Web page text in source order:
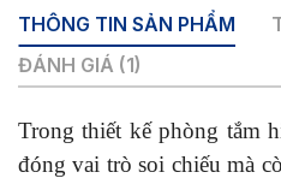
THÔNG TIN SẢN PHẨM
ĐÁNH GIÁ (1)
Trong thiết kế phòng tắm
đóng vai trò soi chiếu mà